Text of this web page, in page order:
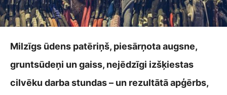
Milzīgs ūdens patēriņš, piesārņota augsne,
gruntsūdeņi un gaiss, nejēdzīgi izšķiestas
cilvēku darba stundas – un rezultātā apģērbs,